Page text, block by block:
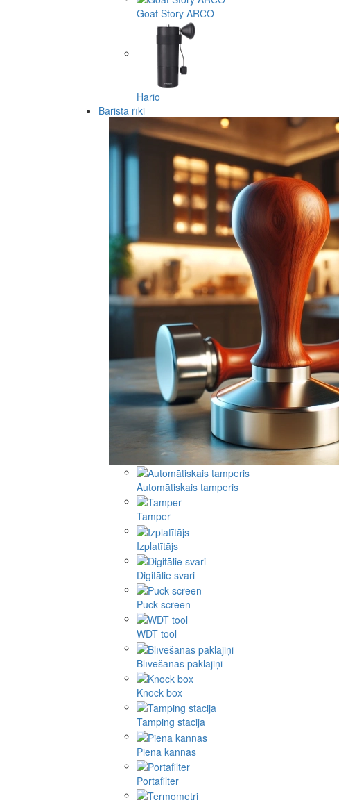
Goat Story ARCO
Hario
Barista rīki
Automātiskais tamperis
Tamper
Izplatītājs
Digitālie svari
Puck screen
WDT tool
Blīvēšanas paklājiņi
Knock box
Tamping stacija
Piena kannas
Portafilter